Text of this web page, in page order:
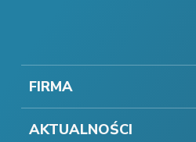
FIRMA
AKTUALNOŚCI